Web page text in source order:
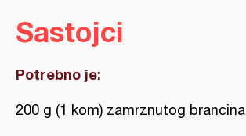
Sastojci
Potrebno je:
200 g (1 kom) zamrznutog brancina